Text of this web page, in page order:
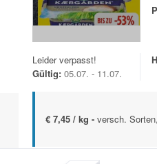
Leider verpasst!
Gültig: 05.07. - 11.07.
€ 7,45 / kg - versch.